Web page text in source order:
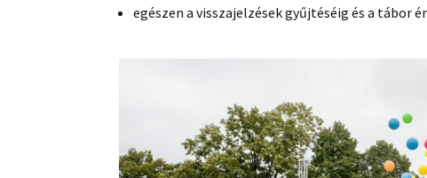
egészen a visszajelzések gyűjtéséig és a tábor